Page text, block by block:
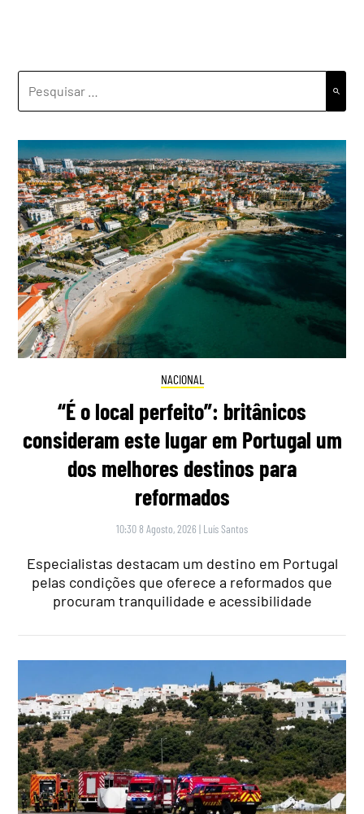
POR:
NACIONAL
“É o local perfeito”: britânicos
consideram este lugar em Portugal um
dos melhores destinos para
reformados
10:30 8 Agosto, 2026 | Luís Santos
Especialistas destacam um destino em Portugal
pelas condições que oferece a reformados que
procuram tranquilidade e acessibilidade